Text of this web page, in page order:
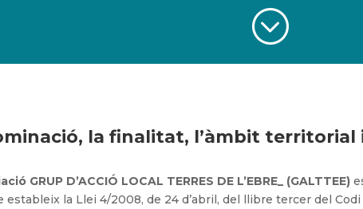
;
la finalitat, l’àmbit territorial
GRUP D’ACCIÓ LOCAL TERRES DE L’EBRE_ (GALTTEE)
estableix la Llei 4/2008, de 24 d’abril, del llibre tercer del